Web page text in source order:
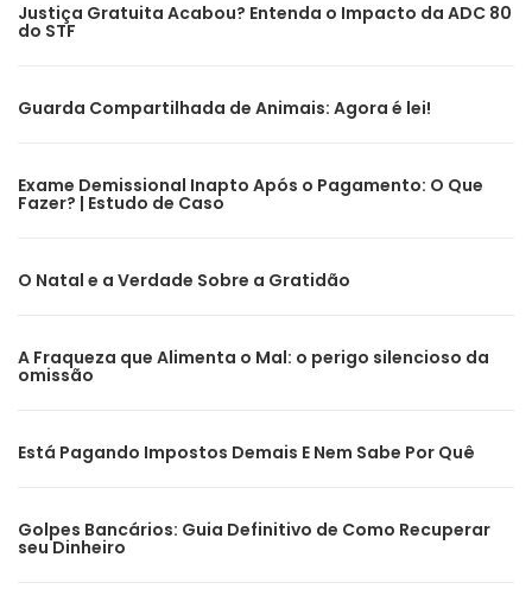
Justiça Gratuita Acabou? Entenda o Impacto da ADC 80
do STF
Guarda Compartilhada de Animais: Agora é lei!
Exame Demissional Inapto Após o Pagamento: O Que
Fazer? | Estudo de Caso
O Natal e a Verdade Sobre a Gratidão
A Fraqueza que Alimenta o Mal: o perigo silencioso da
omissão
Está Pagando Impostos Demais E Nem Sabe Por Quê
Golpes Bancários: Guia Definitivo de Como Recuperar
seu Dinheiro